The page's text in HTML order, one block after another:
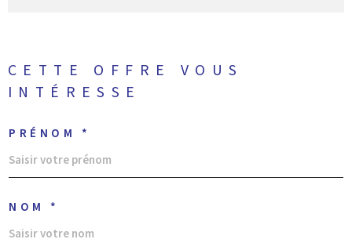
CETTE OFFRE
VOUS
INTÉRESSE
PRÉNOM *
NOM *